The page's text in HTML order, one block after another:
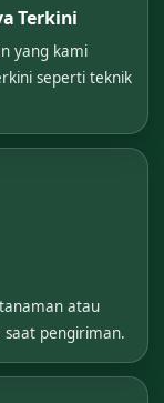
Terkini
yang kami
seperti teknik
atau
pengiriman.